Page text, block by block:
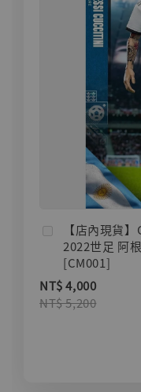
【店內現貨
2022世足 阿
[CM001]
NT$ 4,000
NT$ 5,200